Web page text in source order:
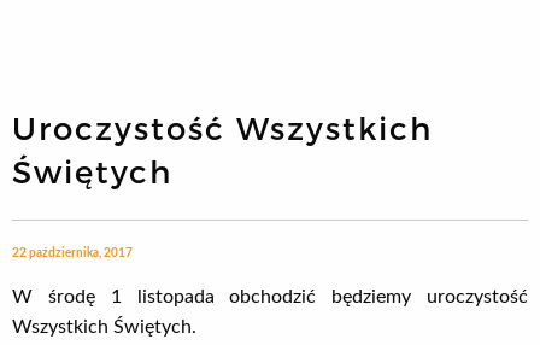
Uroczystość Wszystkich
Świętych
22 października, 2017
W środę 1 listopada obchodzić będziemy uroczystość
Wszystkich Świętych.